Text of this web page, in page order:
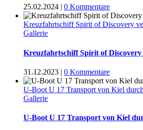
25.02.2024 0 Kommentare
Kreuzfahrtschiff Spirit of Discovery
Gallerie
Kreuzfahrtschiff Spirit of Discovery
31.12.2023 | 0 Kommentare
U-Boot U 17 Transport von Kiel
Gallerie
U-Boot U 17 Transport von Kiel